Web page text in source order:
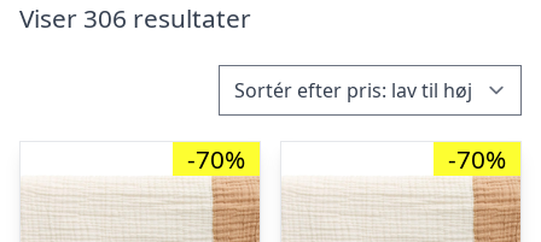
Viser 306 resultater
-70% -70%